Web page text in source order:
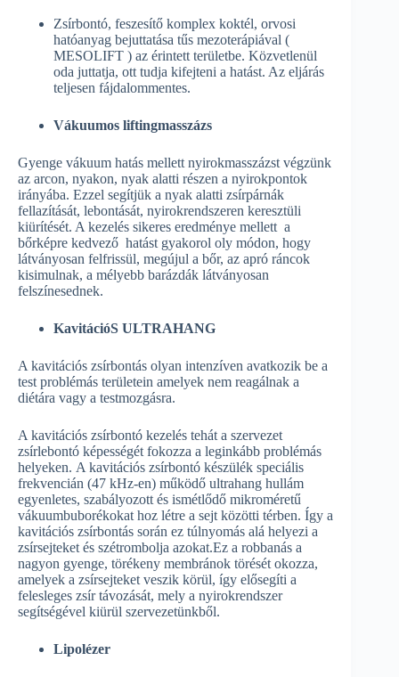
Zsírbontó, feszesítő komplex koktél, orvosi
hatóanyag bejuttatása tűs mezoterápiával (
MESOLIFT ) az érintett területbe. Közvetlenül
oda juttatja, ott tudja kifejteni a hatást. Az eljárás
teljesen fájdalommentes.
Vákuumos liftingmasszázs
Gyenge vákuum hatás mellett nyirokmasszázst végzünk
az arcon, nyakon, nyak alatti részen a nyirokpontok
irányába. Ezzel segítjük a nyak alatti zsírpárnák
fellazítását, lebontását, nyirokrendszeren keresztüli
kiürítését. A kezelés sikeres eredménye mellett a
bőrképre kedvező hatást gyakorol oly módon, hogy
látványosan felfrissül, megújul a bőr, az apró ráncok
kisimulnak, a mélyebb barázdák látványosan
felszínesednek.
KavitációS ULTRAHANG
A kavitációs zsírbontás olyan intenzíven avatkozik be a
test problémás területein amelyek nem reagálnak a
diétára vagy a testmozgásra.
A kavitációs zsírbontó kezelés tehát a szervezet
zsírlebontó képességét fokozza a leginkább problémás
helyeken. A kavitációs zsírbontó készülék speciális
frekvencián (47 kHz-en) működő ultrahang hullám
egyenletes, szabályozott és ismétlődő mikroméretű
vákuumbuborékokat hoz létre a sejt közötti térben. Így a
kavitációs zsírbontás során ez túlnyomás alá helyezi a
zsírsejteket és szétrombolja azokat.Ez a robbanás a
nagyon gyenge, törékeny membránok törését okozza,
amelyek a zsírsejteket veszik körül, így elősegíti a
felesleges zsír távozását, mely a nyirokrendszer
segítségével kiürül szervezetünkből.
Lipolézer